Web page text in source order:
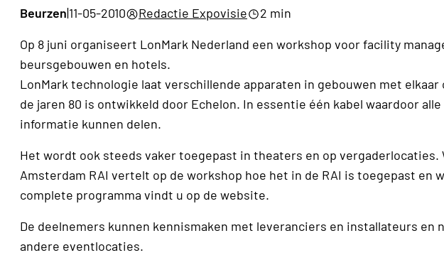
Beurzen|11-05-2010 Redactie Expovisie
2 min
Op 8 juni organiseert LonMark Nederland een workshop voor facility
beursgebouwen en hotels.
LonMark technologie laat verschillende apparaten in gebouwen met
de jaren 80 is ontwikkeld door Echelon. In essentie één kabel waardoor
informatie kunnen delen.
Het wordt ook steeds vaker toegepast in theaters en op vergaderlocaties.
Amsterdam RAI vertelt op de workshop hoe het in de RAI is toegepast en
complete programma vindt u op de website.
De deelnemers kunnen kennismaken met leveranciers en installateurs en
andere eventlocaties.